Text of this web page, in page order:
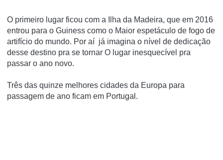
O primeiro lugar ficou com a Ilha da Madeira, que em 2016
entrou para o Guiness como o Maior espetáculo de fogo de
artifício do mundo. Por aí já imagina o nível de dedicação
desse destino pra se tornar O lugar inesquecível pra
passar o ano novo.
Três das quinze melhores cidades da Europa para
passagem de ano ficam em Portugal.